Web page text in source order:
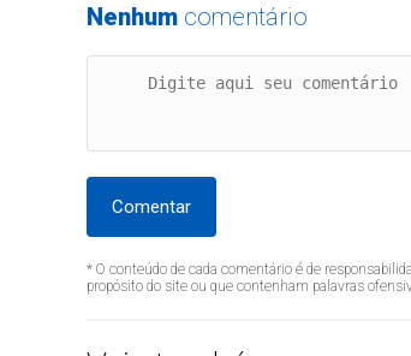
Nenhum comentário
Comentar
* O conteúdo de cada comentário é de
propósito do site ou que contenham palavras